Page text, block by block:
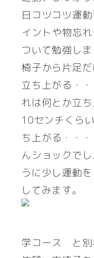
日コツコツ運
イントや物忘
ついて勉強しま
椅子から片足
立ち上がる・・
れは何とか立ち
10センチくら
ち上がる・・
んショックで
うに少し運動
してみます。
学コース と別